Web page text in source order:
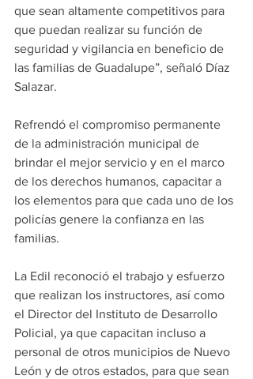
que sean altamente competitivos para
que puedan realizar su función de
seguridad y vigilancia en beneficio de
las familias de Guadalupe”, señaló Díaz
Salazar.
Refrendó el compromiso permanente
de la administración municipal de
brindar el mejor servicio y en el marco
de los derechos humanos, capacitar a
los elementos para que cada uno de los
policías genere la confianza en las
familias.
La Edil reconoció el trabajo y esfuerzo
que realizan los instructores, así como
el Director del Instituto de Desarrollo
Policial, ya que capacitan incluso a
personal de otros municipios de Nuevo
León y de otros estados, para que sean